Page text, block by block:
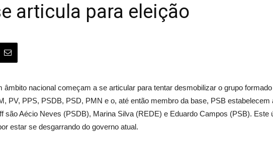
articula para eleição
âmbito nacional começam a se articular para tentar desmobilizar o grupo
PV, PPS, PSDB, PSD, PMN e o, até então membro da base, PSB
são Aécio Neves (PSDB), Marina Silva (REDE) e Eduardo Campos (PSB).
estar se desgarrando do governo atual.